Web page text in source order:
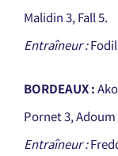
Malidin 3, Fall 5.
Entraîneur :
BORDEAUX :
Pornet 3, Adoum
Entraîneur :